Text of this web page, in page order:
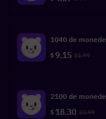
1040 de monede
$9.15 11.99
2100 de monede
$ 18.30 22.99